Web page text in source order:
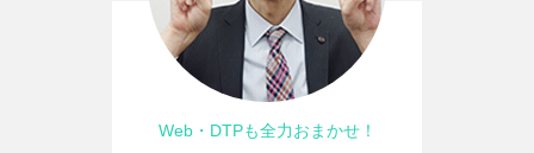
Web・DTPも全力おまかせ！